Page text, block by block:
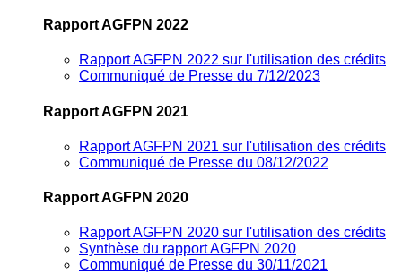
Rapport AGFPN 2022
Rapport AGFPN 2022 sur l'utilisation des crédits
Communiqué de Presse du 7/12/2023
Rapport AGFPN 2021
Rapport AGFPN 2021 sur l'utilisation des crédits
Communiqué de Presse du 08/12/2022
Rapport AGFPN 2020
Rapport AGFPN 2020 sur l'utilisation des crédits
Synthèse du rapport AGFPN 2020
Communiqué de Presse du 30/11/2021